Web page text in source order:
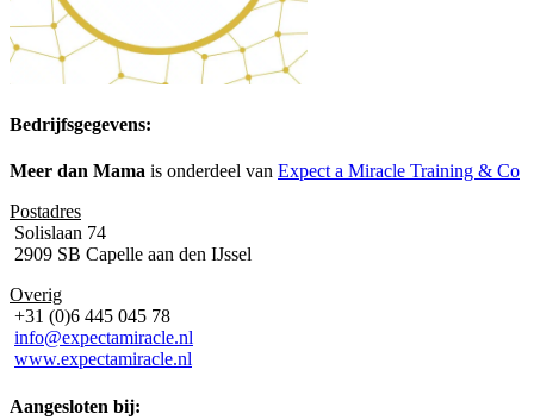
Bedrijfsgegevens:
Meer dan Mama is onderdeel van Expect a Miracle Training & Co
Postadres
Solislaan 74
2909 SB Capelle aan den IJssel
Overig
+31 (0)6 445 045 78
info@expectamiracle.nl
www.expectamiracle.nl
Aangesloten bij: